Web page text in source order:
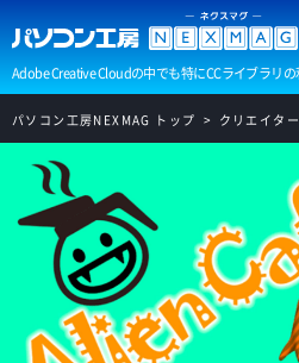
パソコン工房NEXMAG トップ クリエイター